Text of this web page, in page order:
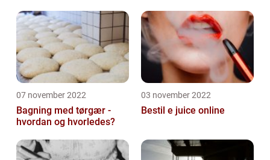
07 november 2022
Bagning med tørgær -
hvordan og hvorledes?
03 november 2022
Bestil e juice online